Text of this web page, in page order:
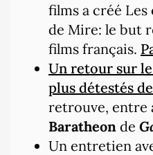
films a créé
de Mire: le but
films français.
Un retour sur
plus détestés
retrouve, entre
Baratheon de
Un entretien